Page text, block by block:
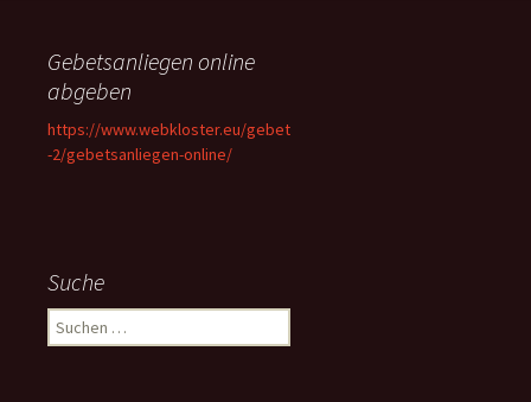
Gebetsanliegen online
abgeben
https://www.webkloster.eu/gebet
-2/gebetsanliegen-online/
Suche
Suchen
nach: